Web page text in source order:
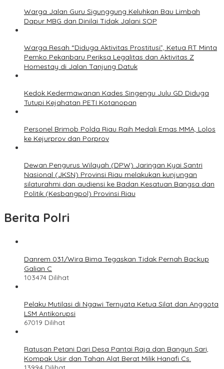
Warga Jalan Guru Sigunggung Keluhkan Bau Limbah
Dapur MBG dan Dinilai Tidak Jalani SOP
Warga Resah “Diduga Aktivitas Prostitusi”, Ketua RT Minta
Pemko Pekanbaru Periksa Legalitas dan Aktivitas Z
Homestay di Jalan Tanjung Datuk
Kedok Kedermawanan Kades Singengu Julu GD Diduga
Tutupi Kejahatan PETI Kotanopan
Personel Brimob Polda Riau Raih Medali Emas MMA, Lolos
ke Kejurprov dan Porprov
Dewan Pengurus Wilayah (DPW) Jaringan Kyai Santri
Nasional (JKSN) Provinsi Riau melakukan kunjungan
silaturahmi dan audiensi ke Badan Kesatuan Bangsa dan
Politik (Kesbangpol) Provinsi Riau
Berita Polri
Danrem 031/Wira Bima Tegaskan Tidak Pernah Backup
Galian C
103474 Dilihat
Pelaku Mutilasi di Ngawi Ternyata Ketua Silat dan Anggota
LSM Antikorupsi
67019 Dilihat
Ratusan Petani Dari Desa Pantai Raja dan Bangun Sari,
Kompak Usir dan Tahan Alat Berat Milik Hanafi Cs.